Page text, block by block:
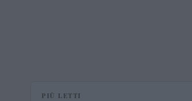
PIÙ LETTI